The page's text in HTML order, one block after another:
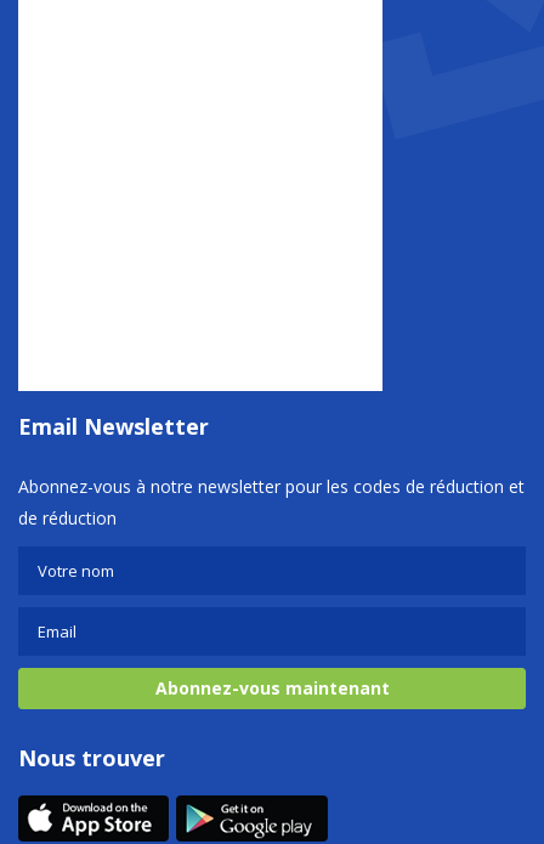
Email Newsletter
Abonnez-vous à notre newsletter pour les codes de réduction et
de réduction
Abonnez-vous maintenant
Nous trouver